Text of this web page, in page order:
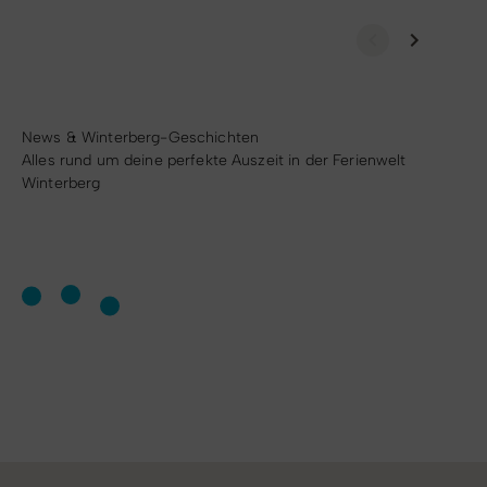
News & Winterberg-Geschichten
Alles rund um deine perfekte Auszeit in der Ferienwelt
Winterberg